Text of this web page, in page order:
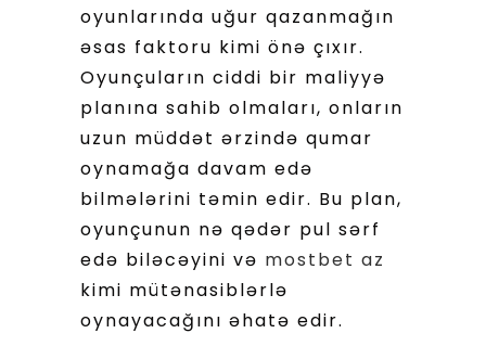
oyunlarında uğur qazanmağın
əsas faktoru kimi önə çıxır.
Oyunçuların ciddi bir maliyyə
planına sahib olmaları, onların
uzun müddət ərzində qumar
oynamağa davam edə
bilmələrini təmin edir. Bu plan,
oyunçunun nə qədər pul sərf
edə biləcəyini və mostbet az
kimi mütənasiblərlə
oynayacağını əhatə edir.